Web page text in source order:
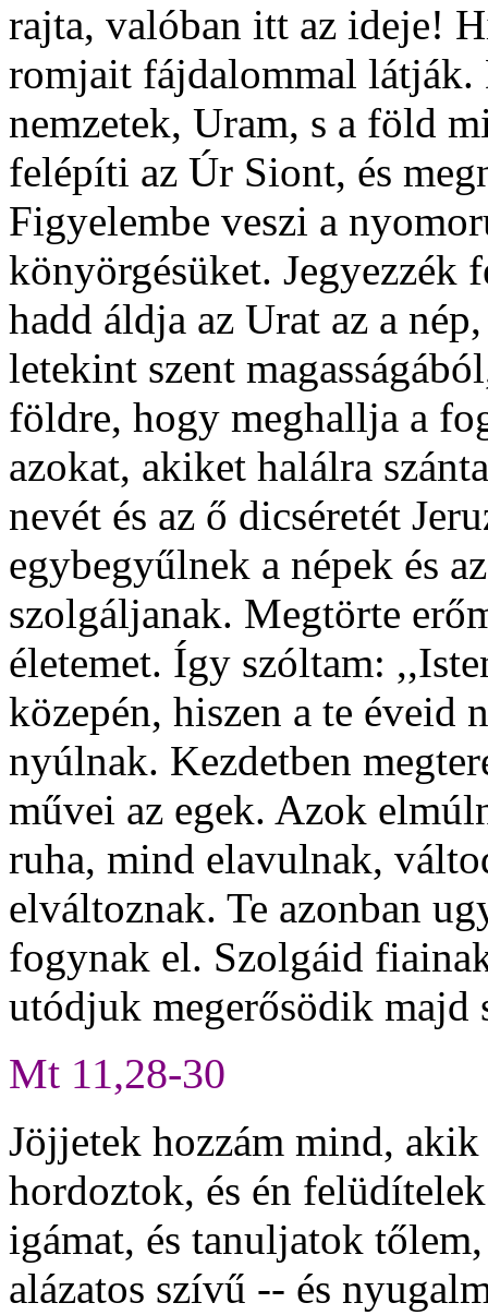
rajta, valóban itt az ideje!
romjait fájdalommal látják.
nemzetek, Uram, s a föld
felépíti az Úr Siont, és
Figyelembe veszi a
könyörgésüket. Jegyezzék
hadd áldja az Urat az a
letekint szent
földre, hogy meghallja a
azokat, akiket halálra
nevét és az ő dicséretét
egybegyűlnek a népek és
szolgáljanak. Megtörte
életemet. Így szóltam:
közepén, hiszen a te éveid
nyúlnak. Kezdetben
művei az egek. Azok
ruha, mind elavulnak,
elváltoznak. Te azonban
fogynak el. Szolgáid
utódjuk megerősödik majd
Mt 11,28-30
Jöjjetek hozzám mind,
hordoztok, és én
igámat, és tanuljatok
alázatos szívű -- és